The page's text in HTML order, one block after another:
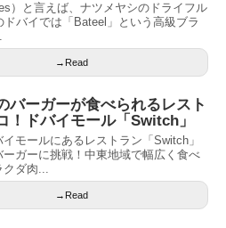
）と言えば、ナツメヤシのドライフル
ドバイでは「Bateel」という高級ブラ
→Read
バーガーが食べられるレスト
！ドバイモール「Switch」
モールにあるレストラン「Switch」
ーガーに挑戦！中東地域で幅広く食べ
クダ肉...
→Read